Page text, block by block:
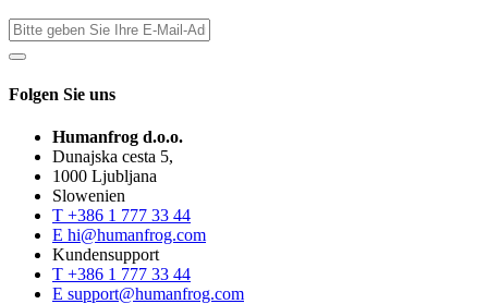
Folgen Sie uns
Humanfrog d.o.o.
Dunajska cesta 5,
1000 Ljubljana
Slowenien
T +386 1 777 33 44
E hi@humanfrog.com
Kundensupport
T +386 1 777 33 44
E support@humanfrog.com